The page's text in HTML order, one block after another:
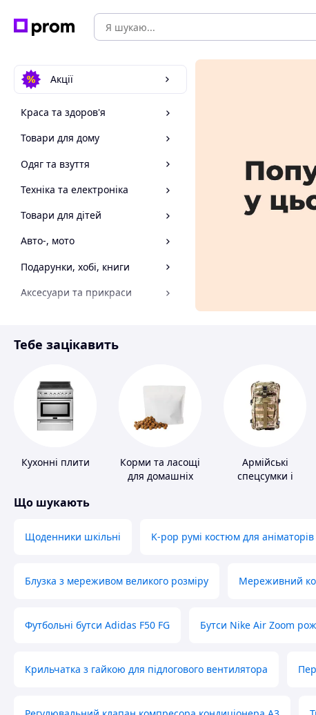
Акції
Краса та здоров'я
Товари для дому
Одяг та взуття
Техніка та електроніка
Товари для дітей
Авто-, мото
Подарунки, хобі, книги
Аксесуари та прикраси
Спорт і відпочинок
Тебе зацікавить
Кухонні плити
Корми та ласощі
для домашніх
Армійські
спецсумки і
Що шукають
Щоденники шкільні K-pop румі костюм для аніматорів
Блузка з мереживом великого розміру Мереживний
Футбольні бутси Adidas F50 FG Бутси Nike Air Zoom
Крильчатка з гайкою для підлогового вентилятора